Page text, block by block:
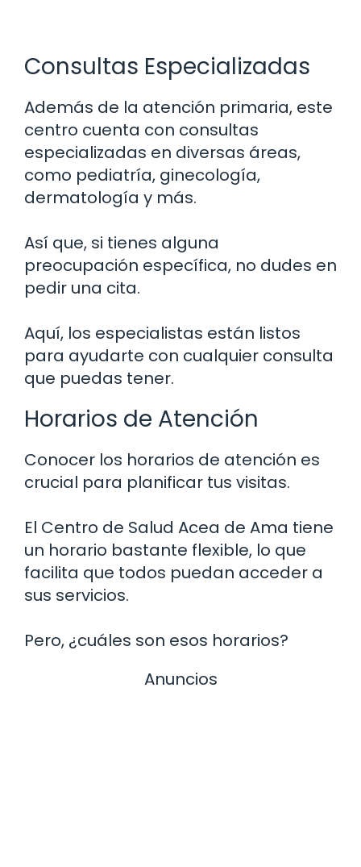
Consultas Especializadas
Además de la atención primaria, este
centro cuenta con consultas
especializadas en diversas áreas,
como pediatría, ginecología,
dermatología y más.
Así que, si tienes alguna
preocupación específica, no dudes en
pedir una cita.
Aquí, los especialistas están listos
para ayudarte con cualquier consulta
que puedas tener.
Horarios de Atención
Conocer los horarios de atención es
crucial para planificar tus visitas.
El Centro de Salud Acea de Ama tiene
un horario bastante flexible, lo que
facilita que todos puedan acceder a
sus servicios.
Pero, ¿cuáles son esos horarios?
Anuncios